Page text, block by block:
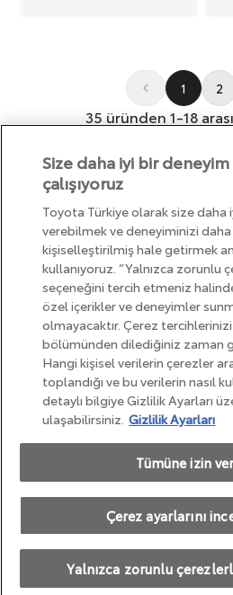
1 2
35 üründen 1-18
Yasal Uyarı
Bilgi Toplumu Hizmetleri
Çerez Politikası
Kişisel Verilerin Korunması
Kalite Standartları
Copyright © Toyota 2025
Size daha iyi bir
çalışıyoruz
Toyota Türkiye olarak size daha
verebilmek ve deneyiminizi daha
kişiselleştirilmiş hale getirmek
kullanıyoruz. “Yalnızca zorunlu
seçeneğini tercih etmeniz
özel içerikler ve deneyimler
olmayacaktır. Çerez tercihlerinizi
bölümünden dilediğiniz zaman
Hangi kişisel verilerin çerezler
toplandığı ve bu verilerin nasıl
detaylı bilgiye Gizlilik Ayarları
ulaşabilirsiniz. Gizlilik Ayarları
Çerez ayarlarını
Yalnızca zorunlu
Tümüne izin